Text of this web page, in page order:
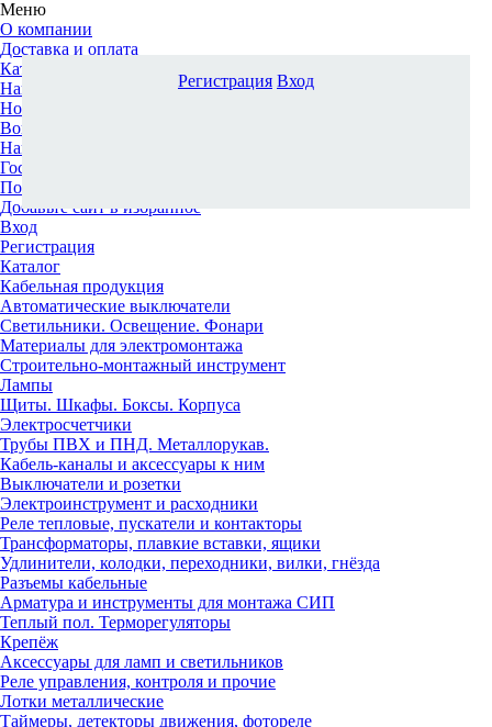
Меню
О компании
Доставка и оплата
Каталог
Наши офисы
Новости и новинки
Вопрос-ответ
Наша команда
Гос. заказчикам
Поставщикам
Добавьте сайт в избранное
Вход
Регистрация
Каталог
Кабельная продукция
Автоматические выключатели
Светильники. Освещение. Фонари
Материалы для электромонтажа
Строительно-монтажный инструмент
Лампы
Щиты. Шкафы. Боксы. Корпуса
Электросчетчики
Трубы ПВХ и ПНД. Металлорукав.
Кабель-каналы и аксессуары к ним
Выключатели и розетки
Электроинструмент и расходники
Реле тепловые, пускатели и контакторы
Трансформаторы, плавкие вставки, ящики
Удлинители, колодки, переходники, вилки, гнёзда
Разъемы кабельные
Арматура и инструменты для монтажа СИП
Теплый пол. Терморегуляторы
Крепёж
Аксессуары для ламп и светильников
Реле управления, контроля и прочие
Лотки металлические
Таймеры, детекторы движения, фотореле
Регистрация Вход